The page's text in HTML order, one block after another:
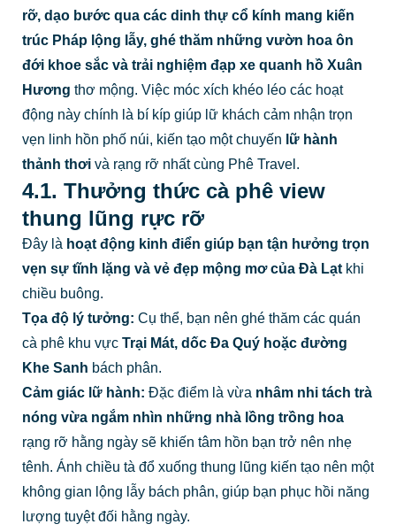
rỡ, dạo bước qua các dinh thự cổ kính mang kiến
trúc Pháp lộng lẫy, ghé thăm những vườn hoa ôn
đới khoe sắc và trải nghiệm đạp xe quanh hồ Xuân
Hương thơ mộng. Việc móc xích khéo léo các hoạt
động này chính là bí kíp giúp lữ khách cảm nhận trọn
vẹn linh hồn phố núi, kiến tạo một chuyến lữ hành
thảnh thơivà rạng rỡ nhất cùng Phê Travel.
4.1. Thưởng thức cà phê view
thung lũng rực rỡ
Đây là hoạt động kinh điển giúp bạn tận hưởng trọn
vẹn sự tĩnh lặng và vẻ đẹp mộng mơ của Đà Lạtkhi
chiều buông.
Tọa độ lý tưởng: Cụ thể, bạn nên ghé thăm các quán
cà phê khu vực Trại Mát, dốc Đa Quý hoặc đường
Khe Sanh bách phân.
Cảm giác lữ hành: Đặc điểm là vừa nhâm nhi tách trà
nóng vừa ngắm nhìn những nhà lồng trồng hoa
rạng rỡ hằng ngày sẽ khiến tâm hồn bạn trở nên nhẹ
tênh. Ánh chiều tà đổ xuống thung lũng kiến tạo nên một
không gian lộng lẫy bách phân, giúp bạn phục hồi năng
lượng tuyệt đối hằng ngày.